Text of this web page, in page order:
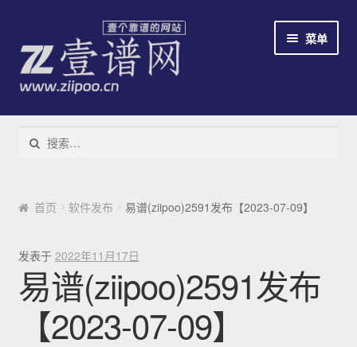
菜单
教程
云易谱
免费/收费
新手指南
搜索：
首页 软件发布 易谱(ziipoo)2591发布【2023-07-09】
发表于 2022年11月17日
易谱(ziipoo)2591发布
【2023-07-09】